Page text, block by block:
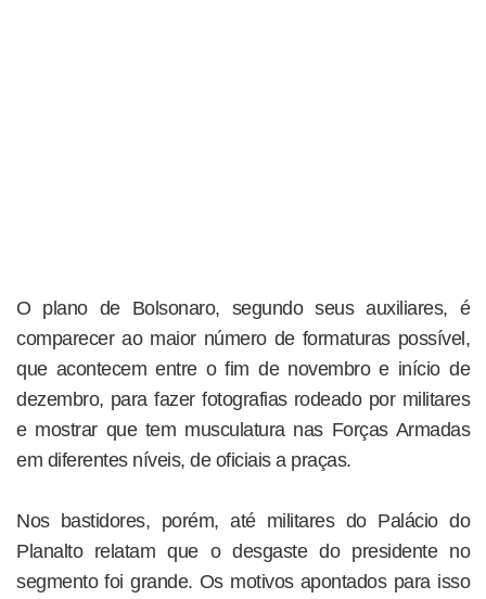
O plano de Bolsonaro, segundo seus auxiliares, é
comparecer ao maior número de formaturas possível,
que acontecem entre o fim de novembro e início de
dezembro, para fazer fotografias rodeado por militares
e mostrar que tem musculatura nas Forças Armadas
em diferentes níveis, de oficiais a praças.
Nos bastidores, porém, até militares do Palácio do
Planalto relatam que o desgaste do presidente no
segmento foi grande. Os motivos apontados para isso